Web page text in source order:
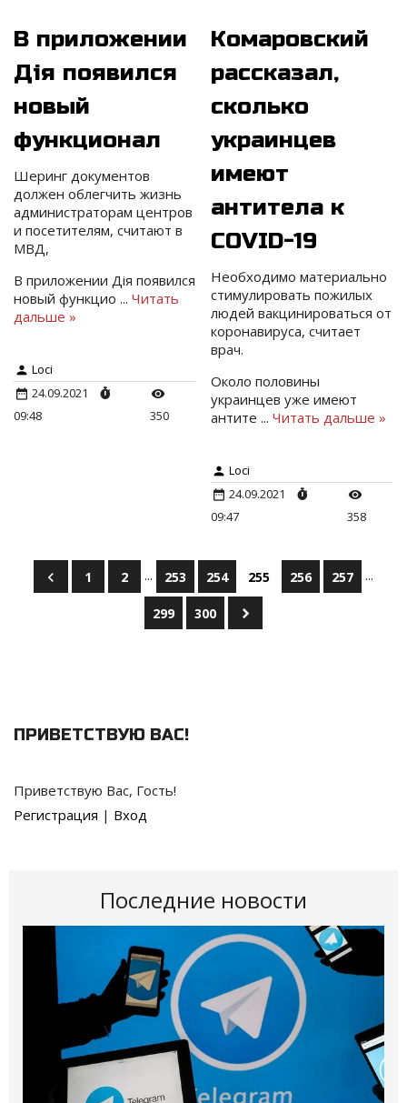
В приложении
Дія появился
новый
функционал
Шеринг документов
должен облегчить жизнь
администраторам центров
и посетителям, считают в
МВД,
В приложении Дія появился
новый функцио ... Читать
дальше »
Loci
24.09.2021
09:48
350
Комаровский
рассказал,
сколько
украинцев
имеют
антитела к
COVID-19
Необходимо материально
стимулировать пожилых
людей вакцинироваться от
коронавируса, считает
врач.
Около половины
украинцев уже имеют
антите...Читать дальше »
Loci
24.09.2021
09:47
358
1 2 ... 253 254 255 256 257 ...
299 300
ПРИВЕТСТВУЮ ВАС!
Приветствую Вас, Гость!
Регистрация | Вход
Последние новости